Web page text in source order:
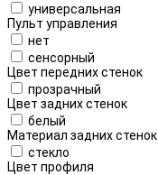
универсальная
Пульт управления
нет
сенсорный
Цвет передних стенок
прозрачный
Цвет задних стенок
белый
Материал задних стенок
стекло
Цвет профиля